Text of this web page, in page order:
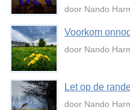
door Nando
Voorkom
door Nando
Let op de
door Nando